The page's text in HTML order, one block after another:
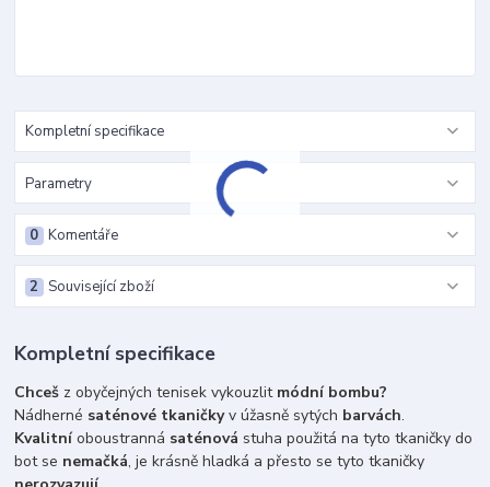
Kompletní specifikace
Parametry
Komentáře
0
Související zboží
2
Kompletní specifikace
Chceš z obyčejných tenisek vykouzlit módní bombu?
Nádherné saténové tkaničkyv úžasně sytých barvách.
Kvalitníoboustranná saténová stuha použitá na tyto tkaničky do
bot se nemačká, je krásně hladká a přesto se tyto tkaničky